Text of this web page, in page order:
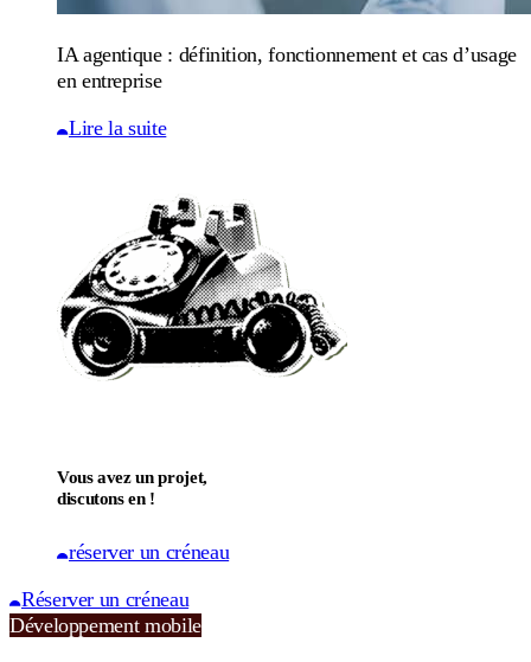
IA agentique : définition, fonctionnement et cas d’usage
en entreprise
Lire la suite
Vous avez un projet,
discutons en !
réserver un créneau
Réserver un créneau
Développement mobile